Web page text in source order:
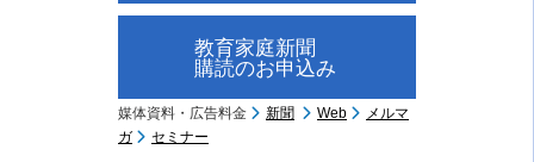
教育家庭新聞
購読のお申込み
媒体資料・広告料金 新聞 Web
メルマ
ガ
セミナー